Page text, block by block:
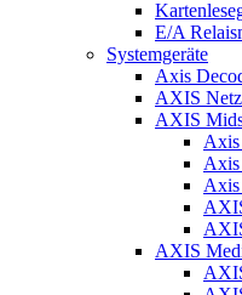
E/A
Systemgeräte
Axis
AXIS
AXIS
Axis
Axis
Axis
AXIS